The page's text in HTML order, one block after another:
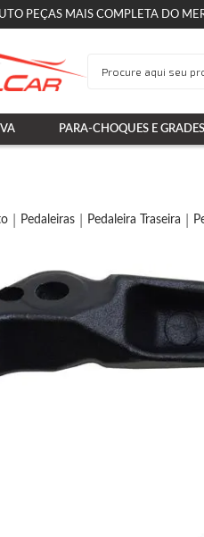
PEÇAS MAIS COMPLETA DO
PARA-CHOQUES E GRADES
Pedaleiras Pedaleira Traseira